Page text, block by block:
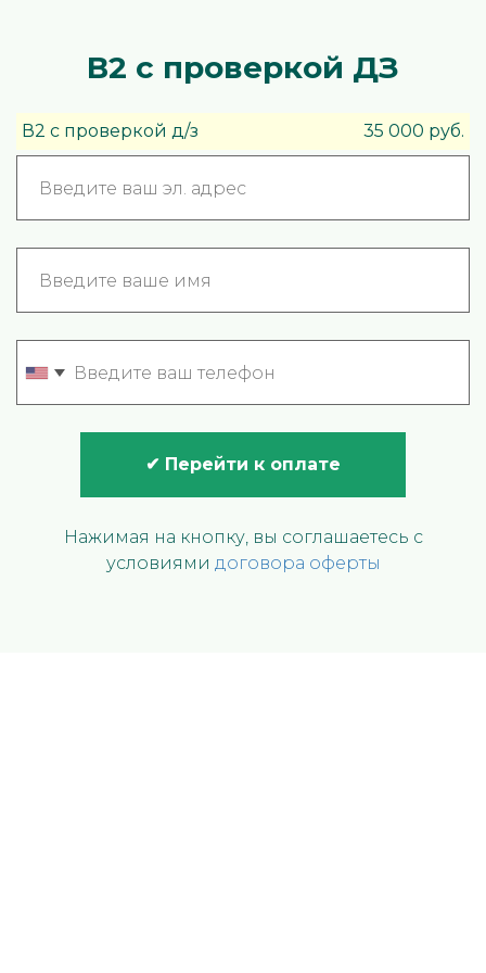
В2 с проверкой ДЗ
В2 с проверкой д/з 35 000 руб.
✔ Перейти к оплате
Нажимая на кнопку, вы соглашаетесь с
условиями договора оферты